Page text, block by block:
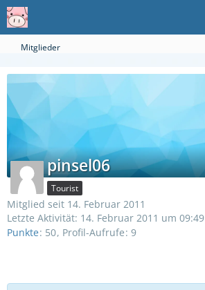
Mitglieder
pinsel06
Tourist
Mitglied seit 14. Februar 2011
Letzte Aktivität: 14. Februar 2011 um 09:49
Punkte 50 Profil-Aufrufe 9